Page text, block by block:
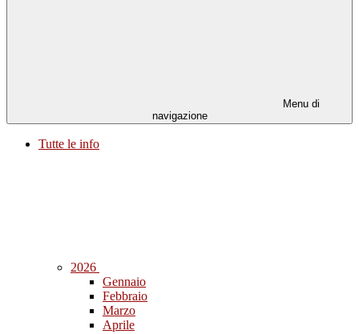
Menu di
navigazione
Tutte le info
2026
Gennaio
Febbraio
Marzo
Aprile